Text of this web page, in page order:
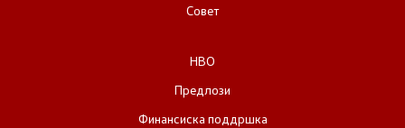
Совет
НВО
Предлози
Финансиска поддршка